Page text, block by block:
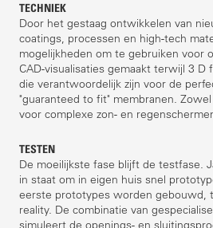
TECHNIEK
Door het gestaag ontwikkelen van
coatings, processen en high-tech
mogelijkheden om te gebruiken voor
CAD-visualisaties gemaakt terwijl 3
die verantwoordelijk zijn voor de
"guaranteed to fit" membranen.
voor complexe zon- en
TESTEN
De moeilijkste fase blijft de testfase.
in staat om in eigen huis snel
eerste prototypes worden gebouwd,
reality. De combinatie van
simuleert de openings- en